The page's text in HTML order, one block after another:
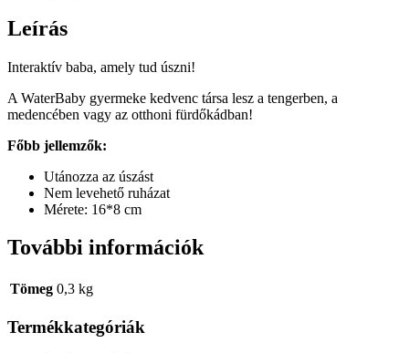
Leírás
Interaktív baba, amely tud úszni!
A WaterBaby gyermeke kedvenc társa lesz a tengerben, a
medencében vagy az otthoni fürdőkádban!
Főbb jellemzők:
Utánozza az úszást
Nem levehető ruházat
Mérete: 16*8 cm
További információk
Tömeg 0,3 kg
Termékkategóriák